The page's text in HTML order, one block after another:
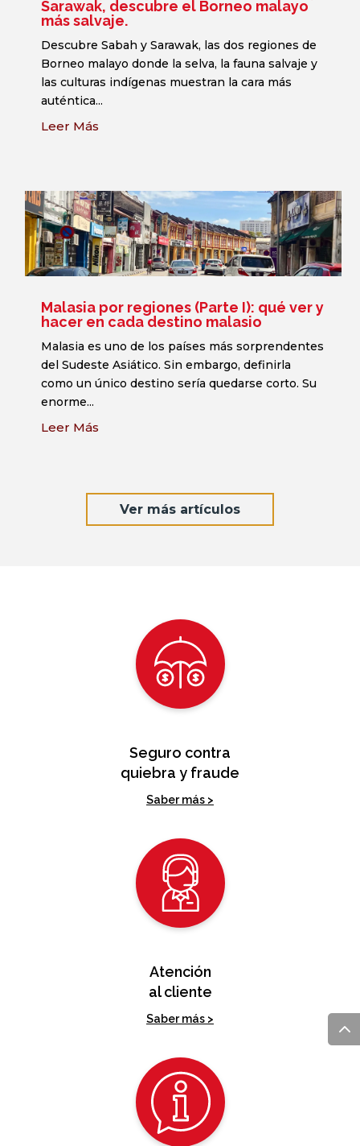
Sarawak, descubre el Borneo malayo
más salvaje.
Descubre Sabah y Sarawak, las dos regiones de
Borneo malayo donde la selva, la fauna salvaje y
las culturas indígenas muestran la cara más
auténtica...
Leer Más
Malasia por regiones (Parte I): qué ver y
hacer en cada destino malasio
Malasia es uno de los países más sorprendentes
del Sudeste Asiático. Sin embargo, definirla
como un único destino sería quedarse corto. Su
enorme...
Leer Más
Ver más artículos
Seguro contra
quiebra y fraude
Saber más >
Atención
al cliente
Saber más >